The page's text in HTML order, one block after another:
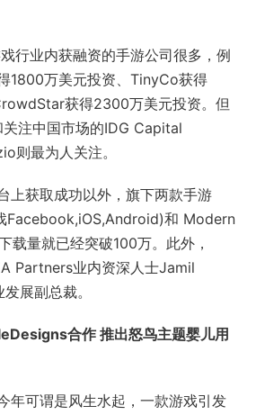
行业内获融资的手游公司很多，例
1800万美元投资、TinyCo获得
获得2300万美元投资。但
注中国市场的IDG Capital
则最为人关注。
上获取成功以外，旗下两款手游
Facebook,iOS,Android)和 Modern
载量就已经突破100万。此外，
Partners业内资深人士Jamil
展副总裁。
合作 推出怒鸟主题婴儿用
年可谓是风生水起，一款游戏引发